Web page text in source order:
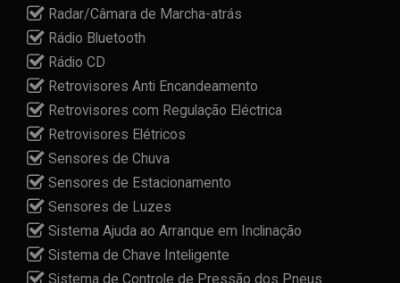
Radar/Câmara de Marcha-atrás
Rádio Bluetooth
Rádio CD
Retrovisores Anti Encandeamento
Retrovisores com Regulação Eléctrica
Retrovisores Elétricos
Sensores de Chuva
Sensores de Estacionamento
Sensores de Luzes
Sistema Ajuda ao Arranque em Inclinação
Sistema de Chave Inteligente
Sistema de Controle de Pressão dos Pneus